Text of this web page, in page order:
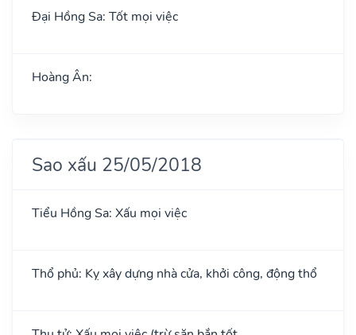
Đại Hồng Sa: Tốt mọi việc
Hoàng Ân:
Sao xấu 25/05/2018
Tiểu Hồng Sa: Xấu mọi việc
Thổ phủ: Kỵ xây dựng nhà cửa, khởi công, động thổ